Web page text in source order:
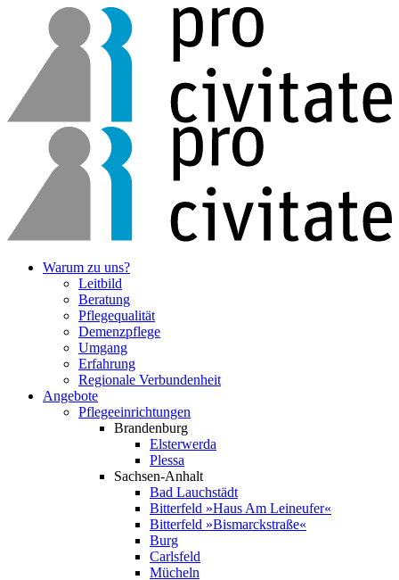
Warum zu uns?
Leitbild
Beratung
Pflegequalität
Demenzpflege
Umgang
Erfahrung
Regionale Verbunden­heit
Angebote
Pflege­einrichtungen
Brandenburg
Elsterwerda
Plessa
Sachsen-Anhalt
Bad Lauchstädt
Bitterfeld »Haus Am Leineufer«
Bitterfeld »Bismarck­straße«
Burg
Carlsfeld
Mücheln